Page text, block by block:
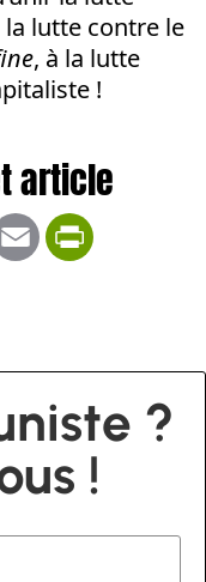
la lutte contre le
, à la lutte
!
Messenger
Email
?
!